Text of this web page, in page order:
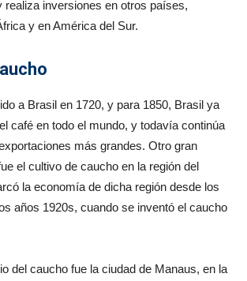
realiza inversiones en otros países,
y en América del Sur.
a Brasil en 1720, y para 1850, Brasil ya
café en todo el mundo, y todavía continúa
más grandes. Otro gran
el cultivo de caucho en la región del
la economía de dicha región desde los
años 1920s, cuando se inventó el caucho
del caucho fue la ciudad de Manaus, en la